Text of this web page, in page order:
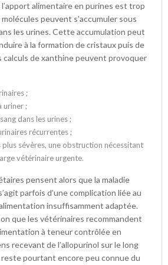
alimentaire en purines est trop
peuvent s’accumuler sous
les urines. Cette accumulation peut
à la formation de cristaux puis de
calculs de xanthine peuvent provoquer
;
uriner ;
dans les urines ;
récurrentes ;
plus sévères, une obstruction nécessitant
vétérinaire urgente.
pensent alors que la maladie
parfois d’une complication liée au
insuffisamment adaptée.
que les vétérinaires recommandent
à teneur contrôlée en
recevant de l’allopurinol sur le long
pourtant encore peu connue du